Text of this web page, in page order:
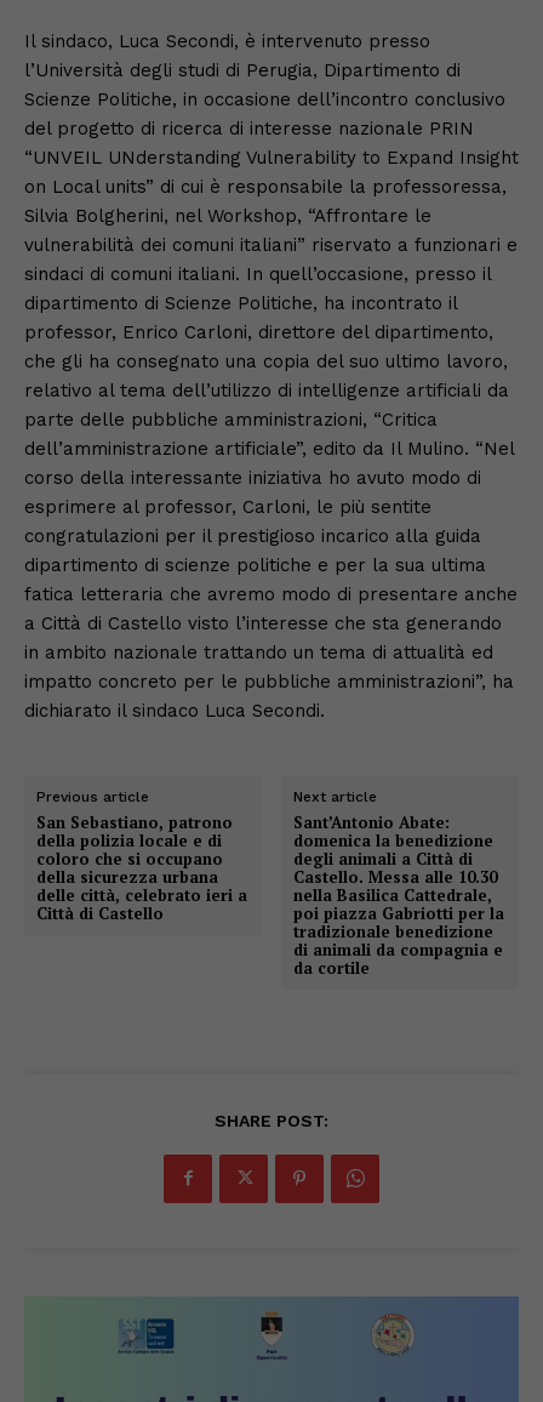
Il sindaco, Luca Secondi, è intervenuto presso
l’Università degli studi di Perugia, Dipartimento di
Scienze Politiche, in occasione dell’incontro conclusivo
del progetto di ricerca di interesse nazionale PRIN
“UNVEIL UNderstanding Vulnerability to Expand Insight
on Local units” di cui è responsabile la professoressa,
Silvia Bolgherini, nel Workshop, “Affrontare le
vulnerabilità dei comuni italiani” riservato a funzionari e
sindaci di comuni italiani. In quell’occasione, presso il
dipartimento di Scienze Politiche, ha incontrato il
professor, Enrico Carloni, direttore del dipartimento,
che gli ha consegnato una copia del suo ultimo lavoro,
relativo al tema dell’utilizzo di intelligenze artificiali da
parte delle pubbliche amministrazioni, “Critica
dell’amministrazione artificiale”, edito da Il Mulino. “Nel
corso della interessante iniziativa ho avuto modo di
esprimere al professor, Carloni, le più sentite
congratulazioni per il prestigioso incarico alla guida
dipartimento di scienze politiche e per la sua ultima
fatica letteraria che avremo modo di presentare anche
a Città di Castello visto l’interesse che sta generando
in ambito nazionale trattando un tema di attualità ed
impatto concreto per le pubbliche amministrazioni”, ha
dichiarato il sindaco Luca Secondi.
Previous article
San Sebastiano, patrono
della polizia locale e di
coloro che si occupano
della sicurezza urbana
delle città, celebrato ieri a
Città di Castello
Next article
Sant’Antonio Abate:
domenica la benedizione
degli animali a Città di
Castello. Messa alle 10.30
nella Basilica Cattedrale,
poi piazza Gabriotti per la
tradizionale benedizione
di animali da compagnia e
da cortile
SHARE POST: